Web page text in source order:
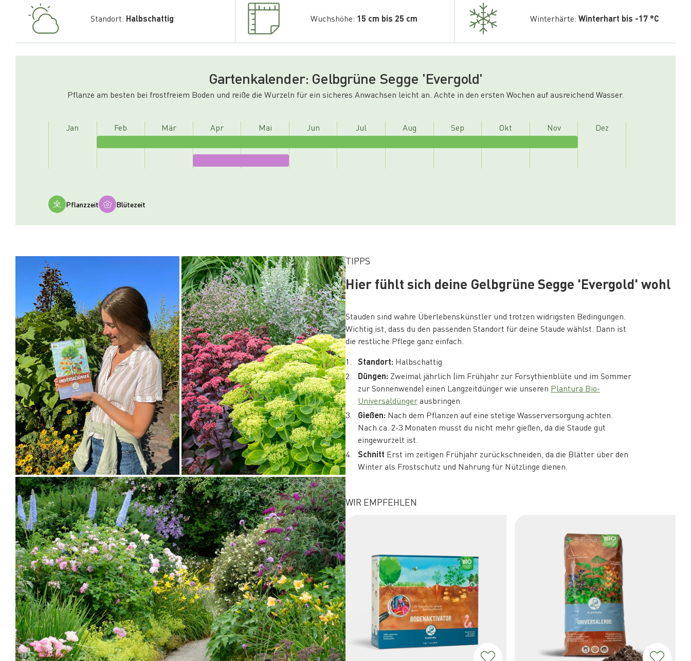
Standort: Halbschattig Wuchshöhe: 15 cm bis 25 cm Winterhärte:Winterhart bis -17 °C
Gartenkalender: Gelbgrüne Segge 'Evergold'
Pflanze am besten bei frostfreiem Boden und reiße die Wurzeln für ein sicheres Anwachsen leicht an. Achte in den ersten Wochen auf ausreichend Wasser.
Jan Feb Mär Apr Mai Jun Jul Aug Sep Okt Nov Dez
Pflanzzeit Blütezeit
TIPPS
Hier fühlt sich deine Gelbgrüne Segge 'Evergold' wohl
Stauden sind wahre Überlebenskünstler und trotzen widrigsten Bedingungen.
Wichtig ist, dass du den passenden Standort für deine Staude wählst. Dann ist
die restliche Pflege ganz einfach.
Standort: Halbschattig
Düngen: Zweimal jährlich (im Frühjahr zur Forsythienblüte und im Sommer
zur Sonnenwende) einen Langzeitdünger wie unseren Plantura Bio-
Universaldüngerausbringen.
Gießen: Nach dem Pflanzen auf eine stetige Wasserversorgung achten.
Nach ca. 2-3 Monaten musst du nicht mehr gießen, da die Staude gut
eingewurzelt ist.
Schnitt Erst im zeitigen Frühjahr zurückschneiden, da die Blätter über den
Winter als Frostschutz und Nahrung für Nützlinge dienen.
WIR EMPFEHLEN